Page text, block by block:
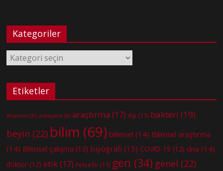
Kategoriler
Kategoriler
Etiketler
Anatomi (8) anksiyete (8) araştırma (17) Aşı (11) bakteri (19)
beyin (22) bilim (69) bilimsel (14) Bilimsel araştırma
(14) Bilimsel çalışma (13) biyografi (15) COVID-19 (12) dna (14)
doktor (12) etik(17) Felsefe (11) gen (34) genel (22)